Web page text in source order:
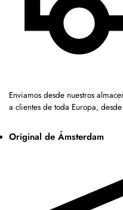
Enviamos desde nuestros
a clientes de toda Europa,
Original de Ámsterdam